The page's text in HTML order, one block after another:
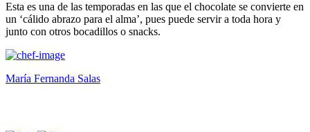
Esta es una de las temporadas en las que el chocolate se convierte en
un ‘cálido abrazo para el alma’, pues puede servir a toda hora y
junto con otros bocadillos o snacks.
María Fernanda Salas